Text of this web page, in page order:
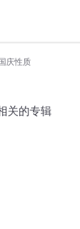
庆性质
关的专辑